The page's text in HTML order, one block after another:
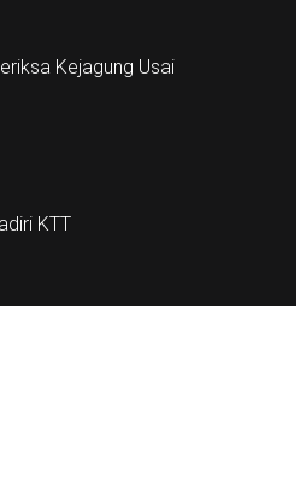
Kejagung Usai
KTT